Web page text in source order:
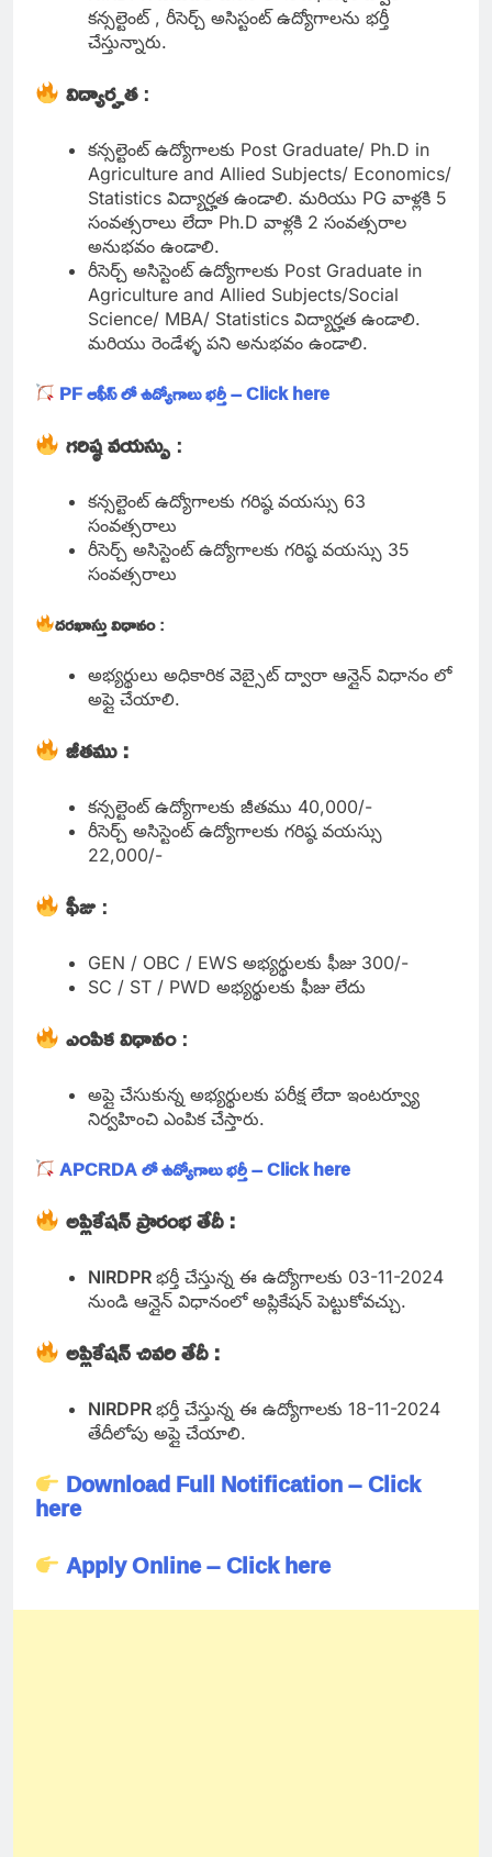
కన్సల్టెంట్ , రీసెర్చ్ అసిస్టంట్ ఉద్యోగాలను భర్తీ
చేస్తున్నారు.
విద్యార్హత:
కన్సల్టెంట్ ఉద్యోగాలకు Post Graduate/ Ph.D in
Agriculture and Allied Subjects/ Economics/
Statistics విద్యార్హత ఉండాలి. మరియు PG వాళ్లకి 5
సంవత్సరాలు లేదా Ph.D వాళ్లకి 2 సంవత్సరాల
అనుభవం ఉండాలి.
రీసెర్చ్ అసిస్టెంట్ ఉద్యోగాలకు Post Graduate in
Agriculture and Allied Subjects/Social
Science/ MBA/ Statistics విద్యార్హత ఉండాలి.
మరియు రెండేళ్ళ పని అనుభవం ఉండాలి.
PF ఆఫీస్ లో ఉద్యోగాలు భర్తీ – Click here
గరిష్ఠ వయస్సు:
కన్సల్టెంట్ ఉద్యోగాలకు గరిష్ఠ వయస్సు 63
సంవత్సరాలు
రీసెర్చ్ అసిస్టెంట్ ఉద్యోగాలకు గరిష్ఠ వయస్సు 35
సంవత్సరాలు
దరఖాస్తు విధానం:
అభ్యర్థులు అధికారిక వెబ్సైట్ ద్వారా ఆన్లైన్ విధానం లో
అప్లై చేయాలి.
జీతము :
కన్సల్టెంట్ ఉద్యోగాలకు జీతము 40,000/-
రీసెర్చ్ అసిస్టెంట్ ఉద్యోగాలకు గరిష్ఠ వయస్సు
22,000/-
ఫీజు:
GEN / OBC / EWS అభ్యర్థులకు ఫీజు 300/-
SC / ST / PWD అభ్యర్థులకు ఫీజు లేదు
ఎంపిక విధానం:
అప్లై చేసుకున్న అభ్యర్థులకు పరీక్ష లేదా ఇంటర్వ్యూ
నిర్వహించి ఎంపిక చేస్తారు.
APCRDA లో ఉద్యోగాలు భర్తీ – Click here
అప్లికేషన్ ప్రారంభ తేదీ :
NIRDPR భర్తీ చేస్తున్న ఈ ఉద్యోగాలకు 03-11-2024
నుండి ఆన్లైన్ విధానంలో అప్లికేషన్ పెట్టుకోవచ్చు.
అప్లికేషన్ చివరి తేదీ :
NIRDPR భర్తీ చేస్తున్న ఈ ఉద్యోగాలకు 18-11-2024
తేదీలోపు అప్లై చేయాలి.
Download Full Notification – Click
here
Apply Online – Click here